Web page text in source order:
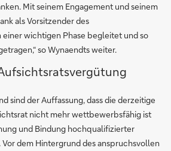
Mit seinem Engagement und seinem
als Vorsitzender des
einer wichtigen Phase begleitet und so
so Wynaendts weiter.
sind der Auffassung, dass die derzeitige
nicht mehr wettbewerbsfähig ist
und Bindung hochqualifizierter
dem Hintergrund des anspruchsvollen